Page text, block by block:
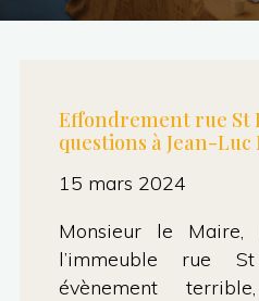
Effondrement rue St
questions à Jean-Luc
15 mars 2024
Monsieur le Maire,
l’immeuble rue
évènement